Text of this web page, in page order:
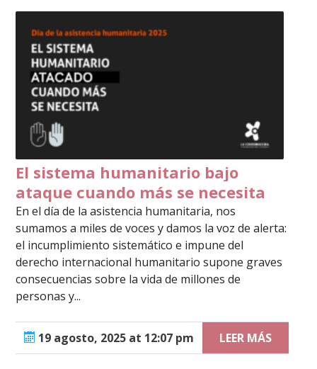
El sistema humanitario bajo
ataque cuando más se necesita
En el día de la asistencia humanitaria, nos
sumamos a miles de voces y damos la voz de alerta:
el incumplimiento sistemático e impune del
derecho internacional humanitario supone graves
consecuencias sobre la vida de millones de
personas y...
19 agosto, 2025 at 12:07 pm LEER MÁS